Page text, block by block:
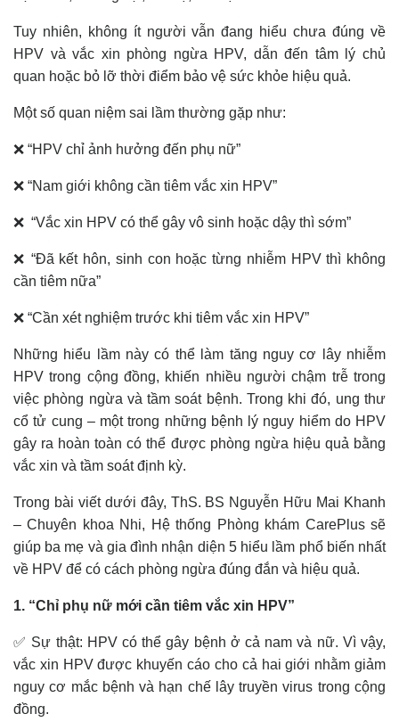
Tuy nhiên, không ít người vẫn đang hiểu chưa đúng về
HPV và vắc xin phòng ngừa HPV, dẫn đến tâm lý chủ
quan hoặc bỏ lỡ thời điểm bảo vệ sức khỏe hiệu quả.
Một số quan niệm sai lầm thường gặp như:
❌ “HPV chỉ ảnh hưởng đến phụ nữ”
❌ “Nam giới không cần tiêm vắc xin HPV”
❌ “Vắc xin HPV có thể gây vô sinh hoặc dậy thì sớm”
❌ “Đã kết hôn, sinh con hoặc từng nhiễm HPV thì không
cần tiêm nữa”
❌ “Cần xét nghiệm trước khi tiêm vắc xin HPV”
Những hiểu lầm này có thể làm tăng nguy cơ lây nhiễm
HPV trong cộng đồng, khiến nhiều người chậm trễ trong
việc phòng ngừa và tầm soát bệnh. Trong khi đó, ung thư
cổ tử cung – một trong những bệnh lý nguy hiểm do HPV
gây ra hoàn toàn có thể được phòng ngừa hiệu quả bằng
vắc xin và tầm soát định kỳ.
Trong bài viết dưới đây, ThS. BS Nguyễn Hữu Mai Khanh
– Chuyên khoa Nhi, Hệ thống Phòng khám CarePlus sẽ
giúp ba mẹ và gia đình nhận diện 5 hiểu lầm phổ biến nhất
về HPV để có cách phòng ngừa đúng đắn và hiệu quả.
1. “Chỉ phụ nữ mới cần tiêm vắc xin HPV”
✅ Sự thật: HPV có thể gây bệnh ở cả nam và nữ. Vì vậy,
vắc xin HPV được khuyến cáo cho cả hai giới nhằm giảm
nguy cơ mắc bệnh và hạn chế lây truyền virus trong cộng
đồng.